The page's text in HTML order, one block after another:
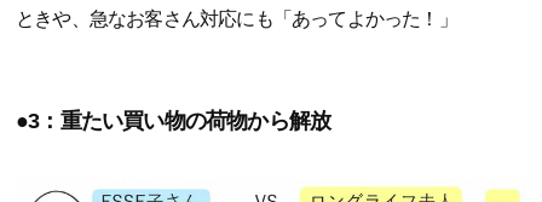
ときや、急なお客さん対応にも「あってよかった！」
●3：重たい買い物の荷物から解放